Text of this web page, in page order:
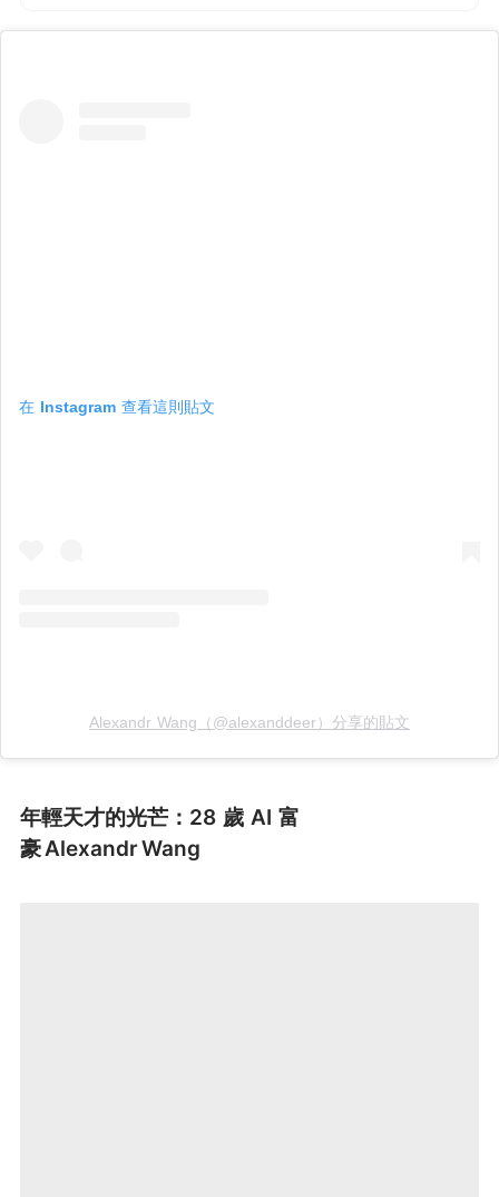
在 Instagram 查看這則貼文
Alexandr Wang（@alexanddeer）分享的貼文
年輕天才的光芒：28 歲 AI 富
豪 Alexandr Wang